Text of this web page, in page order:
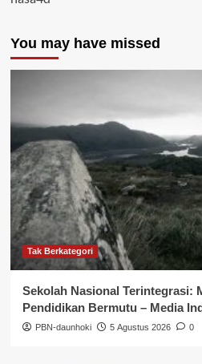
You may have missed
Tak Berkategori
Sekolah Nasional Terintegrasi:
Pendidikan Bermutu – Media
PBN-daunhoki 5 Agustus 2026 0